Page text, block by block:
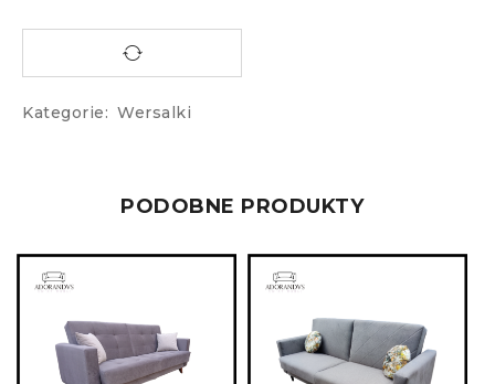
Kategorie: Wersalki
PODOBNE PRODUKTY